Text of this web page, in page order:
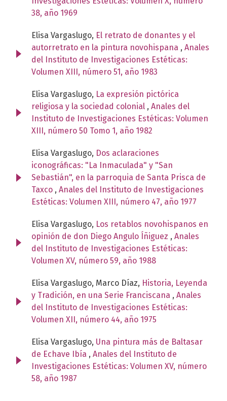
38, año 1969
Elisa Vargaslugo, El retrato de donantes y el
autorretrato en la pintura novohispana , Anales
del Instituto de Investigaciones Estéticas:
Volumen XIII, número 51, año 1983
Elisa Vargaslugo, La expresión pictórica
religiosa y la sociedad colonial , Anales del
Instituto de Investigaciones Estéticas: Volumen
XIII, número 50 Tomo 1, año 1982
Elisa Vargaslugo, Dos aclaraciones
iconográficas: "La Inmaculada" y "San
Sebastián", en la parroquia de Santa Prisca de
Taxco , Anales del Instituto de Investigaciones
Estéticas: Volumen XIII, número 47, año 1977
Elisa Vargaslugo, Los retablos novohispanos en
opinión de don Diego Angulo Íñiguez , Anales
del Instituto de Investigaciones Estéticas:
Volumen XV, número 59, año 1988
Elisa Vargaslugo, Marco Díaz, Historia, Leyenda
y Tradición, en una Serie Franciscana , Anales
del Instituto de Investigaciones Estéticas:
Volumen XII, número 44, año 1975
Elisa Vargaslugo, Una pintura más de Baltasar
de Echave Ibía , Anales del Instituto de
Investigaciones Estéticas: Volumen XV, número
58, año 1987